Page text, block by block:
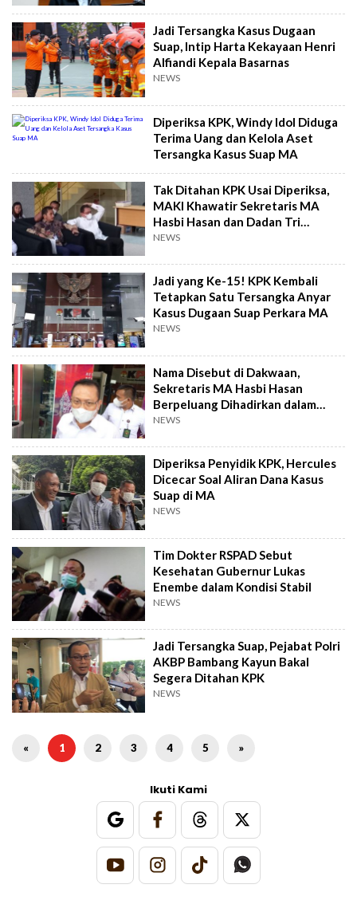
Jadi Tersangka Kasus Dugaan
Suap, Intip Harta Kekayaan Henri
Alfiandi Kepala Basarnas
NEWS
Diperiksa KPK, Windy Idol Diduga
Terima Uang dan Kelola Aset
Tersangka Kasus Suap MA
Tak Ditahan KPK Usai Diperiksa,
MAKI Khawatir Sekretaris MA
Hasbi Hasan dan Dadan Tri
Melarikan Diri
NEWS
Jadi yang Ke-15! KPK Kembali
Tetapkan Satu Tersangka Anyar
Kasus Dugaan Suap Perkara MA
NEWS
Nama Disebut di Dakwaan,
Sekretaris MA Hasbi Hasan
Berpeluang Dihadirkan dalam
Sidang Suap Hakim Agung
NEWS
Diperiksa Penyidik KPK, Hercules
Dicecar Soal Aliran Dana Kasus
Suap di MA
NEWS
Tim Dokter RSPAD Sebut
Kesehatan Gubernur Lukas
Enembe dalam Kondisi Stabil
NEWS
Jadi Tersangka Suap, Pejabat Polri
AKBP Bambang Kayun Bakal
Segera Ditahan KPK
NEWS
« 1 2 3 4 5 »
Ikuti Kami